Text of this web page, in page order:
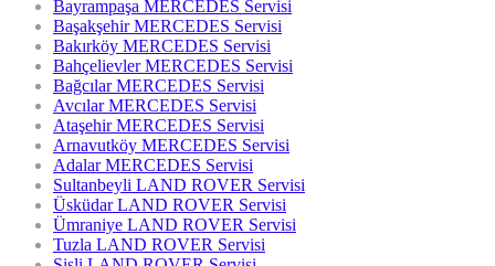
Bayrampaşa MERCEDES Servisi
Başakşehir MERCEDES Servisi
Bakırköy MERCEDES Servisi
Bahçelievler MERCEDES Servisi
Bağcılar MERCEDES Servisi
Avcılar MERCEDES Servisi
Ataşehir MERCEDES Servisi
Arnavutköy MERCEDES Servisi
Adalar MERCEDES Servisi
Sultanbeyli LAND ROVER Servisi
Üsküdar LAND ROVER Servisi
Ümraniye LAND ROVER Servisi
Tuzla LAND ROVER Servisi